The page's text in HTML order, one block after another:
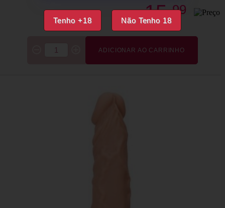
Tenho +18 Não Tenho 18
€15,99
ADICIONAR AO CARRINHO